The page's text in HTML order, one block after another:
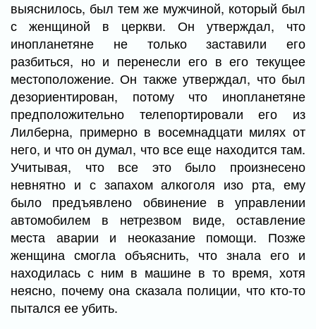
выяснилось, был тем же мужчиной, который был
с женщиной в церкви. Он утверждал, что
инопланетяне не только заставили его
разбиться, но и перенесли его в его текущее
местоположение. Он также утверждал, что был
дезориентирован, потому что инопланетяне
предположительно телепортировали его из
Лилберна, примерно в восемнадцати милях от
него, и что он думал, что все еще находится там.
Учитывая, что все это было произнесено
невнятно и с запахом алкоголя изо рта, ему
было предъявлено обвинение в управлении
автомобилем в нетрезвом виде, оставление
места аварии и неоказание помощи. Позже
женщина смогла объяснить, что знала его и
находилась с ним в машине в то время, хотя
неясно, почему она сказала полиции, что кто-то
пытался ее убить.